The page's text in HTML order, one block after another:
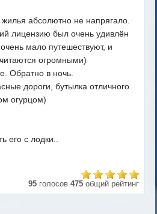
абсолютно не напрягало.
лицензию был очень удивлён
мало путешествуют, и
огромными)
Обратно в ночь.
дороги, бутылка отличного
огурцом)
его с лодки..
95 голосов 475 общий рейтинг